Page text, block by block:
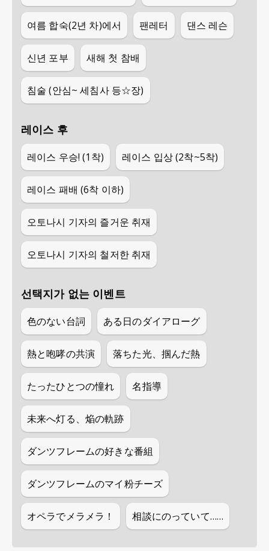
여름 합숙(2년 차)에서 팬레터 댄스 레슨
신년 포부 새해 첫 참배
침술 (안심~ 세침사 등☆장)
레이스 후
레이스 우승! (1착) 레이스 입상 (2착~5착)
레이스 패배 (6착 이하)
오토나시 기자의 즐거운 취재
오토나시 기자의 철저한 취재
선택지가 없는 이벤트
色のない台詞 ある日のダイアローグ
熱と咆哮の共演 落ちた光、掴んだ熱
たったひとつの憧れ 名指導
未来へ灯る、焔の軌跡
ダンツフレームの好きな番組
ダンツフレームのマイ粉チーズ
オペラでメラメラ！ 相談にのっていて……